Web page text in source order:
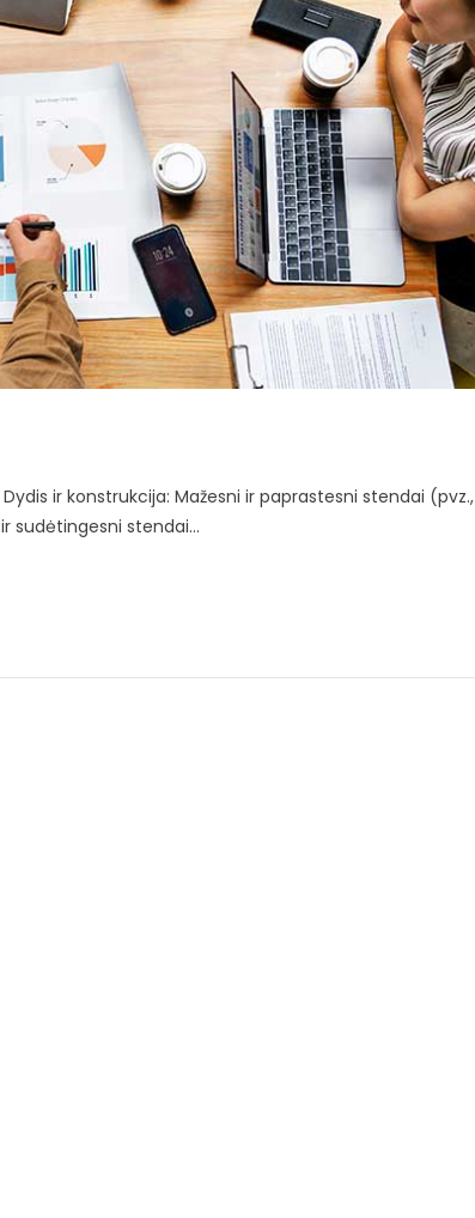
ir konstrukcija: Mažesni ir paprastesni stendai (pvz.,
sudėtingesni stendai...